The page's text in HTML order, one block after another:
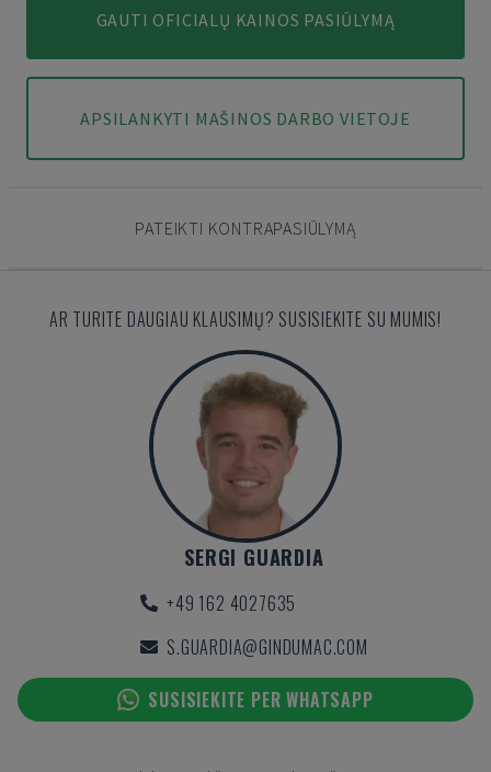
GAUTI OFICIALŲ KAINOS PASIŪLYMĄ
APSILANKYTI MAŠINOS DARBO VIETOJE
PATEIKTI KONTRAPASIŪLYMĄ
AR TURITE DAUGIAU KLAUSIMŲ? SUSISIEKITE SU MUMIS!
SERGI GUARDIA
+49 162 4027635
S.GUARDIA@GINDUMAC.COM
SUSISIEKITE PER WHATSAPP